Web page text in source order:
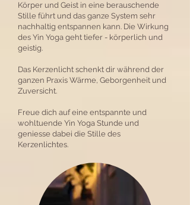
Körper und Geist in eine berauschende
Stille führt und das ganze System sehr
nachhaltig entspannen kann. Die Wirkung
des Yin Yoga geht tiefer - körperlich und
geistig.
Das Kerzenlicht schenkt dir während der
ganzen Praxis Wärme, Geborgenheit und
Zuversicht.
Freue dich auf eine entspannte und
wohltuende Yin Yoga Stunde und
geniesse dabei die Stille des
Kerzenlichtes.